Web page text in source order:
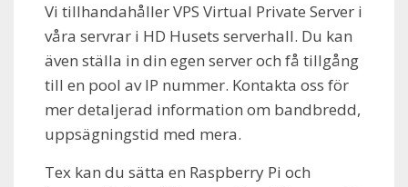
Vi tillhandahåller VPS Virtual Private Server i
våra servrar i HD Husets serverhall. Du kan
även ställa in din egen server och få tillgång
till en pool av IP nummer. Kontakta oss för
mer detaljerad information om bandbredd,
uppsägningstid med mera.
Tex kan du sätta en Raspberry Pi och